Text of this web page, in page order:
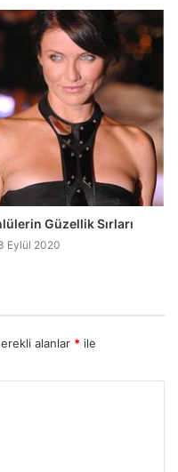
Güzellik Sırları
Eylül 2020
alanlar * ile